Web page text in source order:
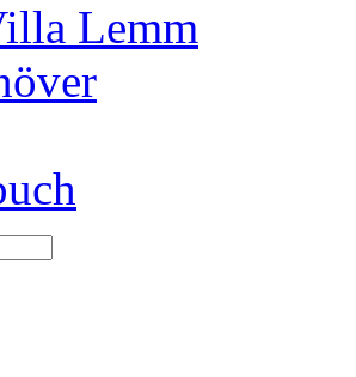
Lemm